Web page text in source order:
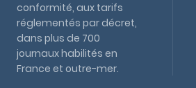
conformité, aux tarifs
réglementés par décret,
dans plus de 700
journaux habilités en
France et outre-mer.